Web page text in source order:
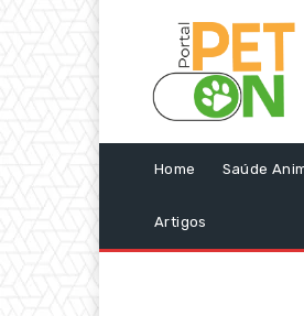
Home Saúde
Artigos